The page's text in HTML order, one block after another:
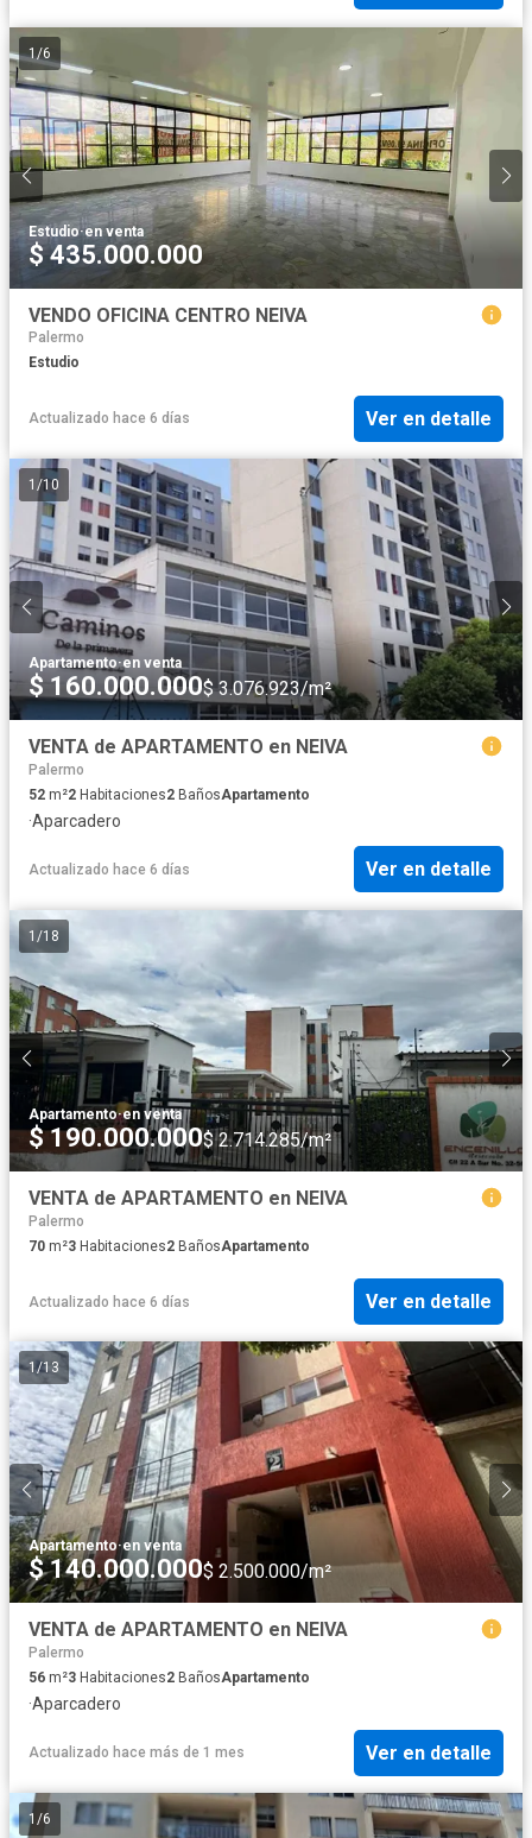
1/6
Estudio·en venta
$ 435.000.000
VENDO OFICINA CENTRO NEIVA
Palermo
Estudio
Actualizado hace 6 días Ver en detalle
1 /10
Apartamento·en venta
$ 160.000.000$ 3.076.923/m²
VENTA de APARTAMENTO en NEIVA
Palermo
52 m²2 Habitaciones2 BañosApartamento
·Aparcadero
Actualizado hace 6 días Ver en detalle
1 /18
Apartamento·en venta
$ 190.000.000$ 2.714.285/m²
VENTA de APARTAMENTO en NEIVA
Palermo
70 m²3 Habitaciones2 BañosApartamento
Actualizado hace 6 días Ver en detalle
1/13
Apartamento·en venta
$ 140.000.000$ 2.500.000/m²
VENTA de APARTAMENTO en NEIVA
Palermo
56 m²3 Habitaciones2 BañosApartamento
·Aparcadero
Actualizado hace más de 1 mes Ver en detalle
1 /6